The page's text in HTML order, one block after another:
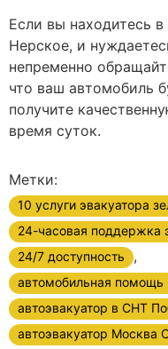
Если вы находитесь
Нерское, и
непременно
что ваш автомобиль
получите
время суток.
Метки:
10 услуги эвакуатора
24-часовая поддержка
24/7 доступность
,
автомобильная
автоэвакуатор в СНТ
автоэвакуатор Москва